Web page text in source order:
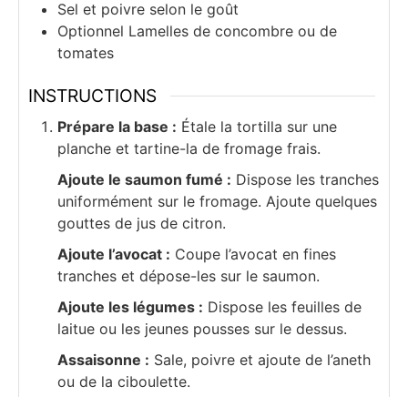
Sel et poivre selon le goût
Optionnel Lamelles de concombre ou de
tomates
INSTRUCTIONS
Prépare la base : Étale la tortilla sur une
planche et tartine-la de fromage frais.
Ajoute le saumon fumé : Dispose les tranches
uniformément sur le fromage. Ajoute quelques
gouttes de jus de citron.
Ajoute l’avocat : Coupe l’avocat en fines
tranches et dépose-les sur le saumon.
Ajoute les légumes : Dispose les feuilles de
laitue ou les jeunes pousses sur le dessus.
Assaisonne : Sale, poivre et ajoute de l’aneth
ou de la ciboulette.